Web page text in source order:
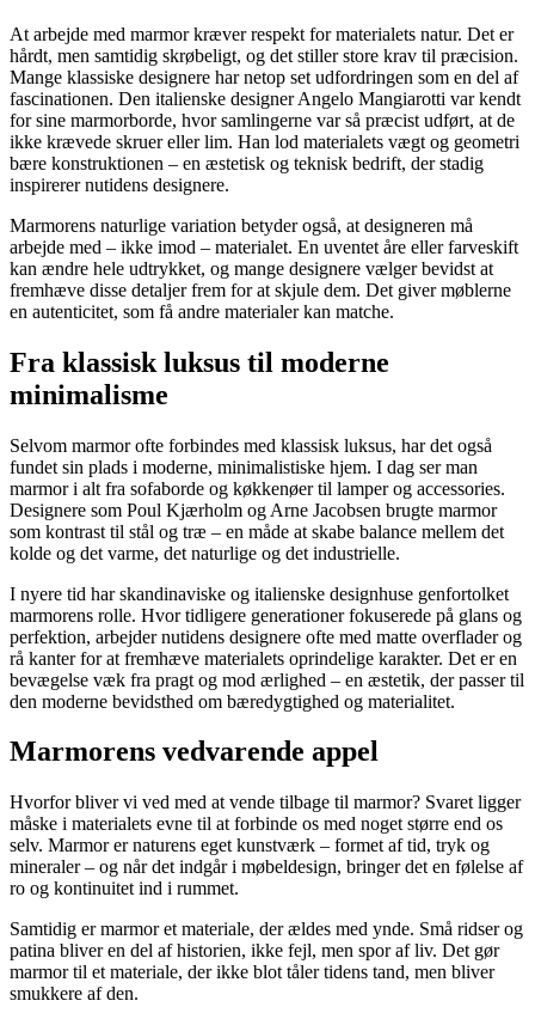
At arbejde med marmor kræver respekt for materialets natur. Det er
hårdt, men samtidig skrøbeligt, og det stiller store krav til præcision.
Mange klassiske designere har netop set udfordringen som en del af
fascinationen. Den italienske designer Angelo Mangiarotti var kendt
for sine marmorborde, hvor samlingerne var så præcist udført, at de
ikke krævede skruer eller lim. Han lod materialets vægt og geometri
bære konstruktionen – en æstetisk og teknisk bedrift, der stadig
inspirerer nutidens designere.
Marmorens naturlige variation betyder også, at designeren må
arbejde med – ikke imod – materialet. En uventet åre eller farveskift
kan ændre hele udtrykket, og mange designere vælger bevidst at
fremhæve disse detaljer frem for at skjule dem. Det giver møblerne
en autenticitet, som få andre materialer kan matche.
Fra klassisk luksus til moderne
minimalisme
Selvom marmor ofte forbindes med klassisk luksus, har det også
fundet sin plads i moderne, minimalistiske hjem. I dag ser man
marmor i alt fra sofaborde og køkkenøer til lamper og accessories.
Designere som Poul Kjærholm og Arne Jacobsen brugte marmor
som kontrast til stål og træ – en måde at skabe balance mellem det
kolde og det varme, det naturlige og det industrielle.
I nyere tid har skandinaviske og italienske designhuse genfortolket
marmorens rolle. Hvor tidligere generationer fokuserede på glans og
perfektion, arbejder nutidens designere ofte med matte overflader og
rå kanter for at fremhæve materialets oprindelige karakter. Det er en
bevægelse væk fra pragt og mod ærlighed – en æstetik, der passer til
den moderne bevidsthed om bæredygtighed og materialitet.
Marmorens vedvarende appel
Hvorfor bliver vi ved med at vende tilbage til marmor? Svaret ligger
måske i materialets evne til at forbinde os med noget større end os
selv. Marmor er naturens eget kunstværk – formet af tid, tryk og
mineraler – og når det indgår i møbeldesign, bringer det en følelse af
ro og kontinuitet ind i rummet.
Samtidig er marmor et materiale, der ældes med ynde. Små ridser og
patina bliver en del af historien, ikke fejl, men spor af liv. Det gør
marmor til et materiale, der ikke blot tåler tidens tand, men bliver
smukkere af den.